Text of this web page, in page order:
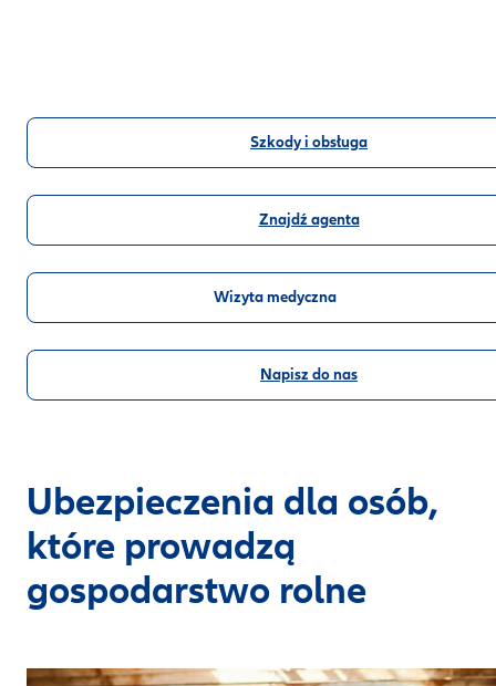
Szkody i obsługa
Znajdź agenta
Wizyta medyczna
Napisz do nas
Ubezpieczenia dla osób,
które prowadzą
gospodarstwo rolne